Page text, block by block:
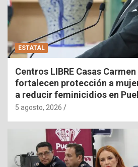
ESTATAL
Centros LIBRE Casas
fortalecen protección a
a reducir feminicidios en
5 agosto, 2026